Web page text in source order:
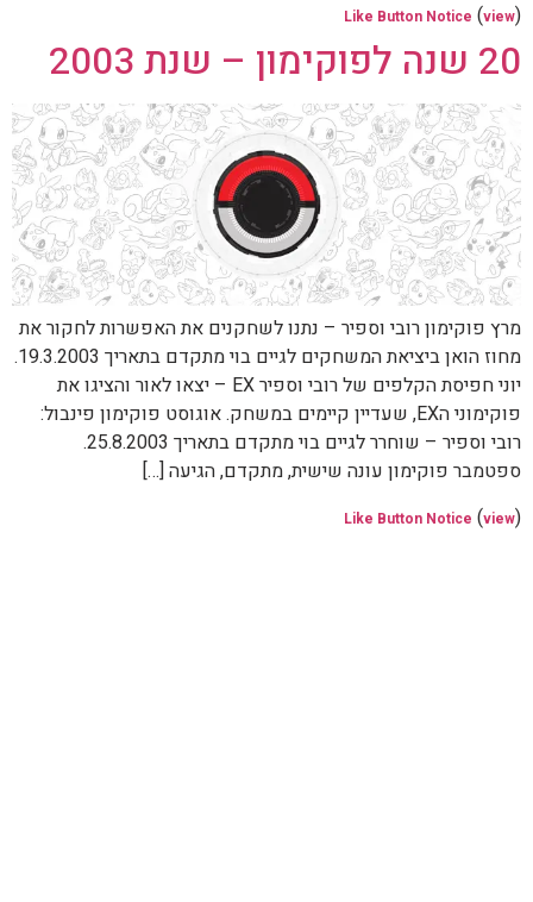
Like Button Notice (view)
20 שנה לפוקימון – שנת 2003
מרץ פוקימון רובי וספיר – נתנו לשחקנים את האפשרות לחקור את
מחוז הואן ביציאת המשחקים לגיים בוי מתקדם בתאריך 19.3.2003.
יוני חפיסת הקלפים של רובי וספיר EX – יצאו לאור והציגו את
פוקימוני הEX, שעדיין קיימים במשחק. אוגוסט פוקימון פינבול:
רובי וספיר – שוחרר לגיים בוי מתקדם בתאריך 25.8.2003.
ספטמבר פוקימון עונה שישית, מתקדם, הגיעה […]
Like Button Notice (view)